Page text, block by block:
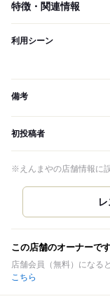
特徴・関連情報
利用シーン
備考
初投稿者
※えんまやの店舗情報に
この店舗のオーナーで
店舗会員（無料）になる
こちら